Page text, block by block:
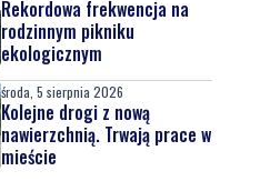
Rekordowa frekwencja na
rodzinnym pikniku
ekologicznym
środa, 5 sierpnia 2026
Kolejne drogi z nową
nawierzchnią. Trwają prace w
mieście